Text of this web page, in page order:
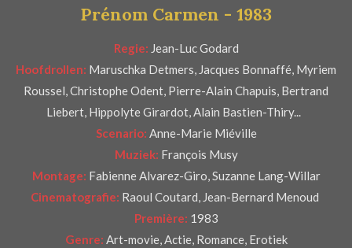
Prénom Carmen - 1983
Regie: Jean-Luc Godard
Hoofdrollen: Maruschka Detmers, Jacques Bonnaffé, Myriem
Roussel, Christophe Odent, Pierre-Alain Chapuis, Bertrand
Liebert, Hippolyte Girardot, Alain Bastien-Thiry...
Scenario: Anne-Marie Miéville
Muziek: François Musy
Montage: Fabienne Alvarez-Giro, Suzanne Lang-Willar
Cinematografie: Raoul Coutard, Jean-Bernard Menoud
Première: 1983
Genre: Art-movie, Actie, Romance, Erotiek